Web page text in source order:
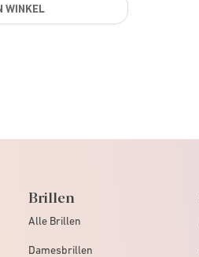
WINKEL
Brillen
Alle Brillen
Damesbrillen